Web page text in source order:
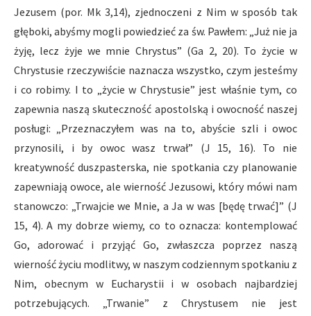
Jezusem (por. Mk 3,14), zjednoczeni z Nim w sposób tak
głęboki, abyśmy mogli powiedzieć za św. Pawłem: „Już nie ja
żyję, lecz żyje we mnie Chrystus” (Ga 2, 20). To życie w
Chrystusie rzeczywiście naznacza wszystko, czym jesteśmy
i co robimy. I to „życie w Chrystusie” jest właśnie tym, co
zapewnia naszą skuteczność apostolską i owocność naszej
posługi: „Przeznaczyłem was na to, abyście szli i owoc
przynosili, i by owoc wasz trwał” (J 15, 16). To nie
kreatywność duszpasterska, nie spotkania czy planowanie
zapewniają owoce, ale wierność Jezusowi, który mówi nam
stanowczo: „Trwajcie we Mnie, a Ja w was [będę trwać]” (J
15, 4). A my dobrze wiemy, co to oznacza: kontemplować
Go, adorować i przyjąć Go, zwłaszcza poprzez naszą
wierność życiu modlitwy, w naszym codziennym spotkaniu z
Nim, obecnym w Eucharystii i w osobach najbardziej
potrzebujących. „Trwanie” z Chrystusem nie jest